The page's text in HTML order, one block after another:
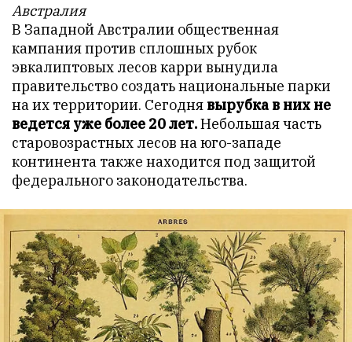
Австралия
В Западной Австралии общественная
кампания против сплошных рубок
эвкалиптовых лесов карри вынудила
правительство создать национальные парки
на их территории. Сегодня вырубка в них не
ведется уже более 20 лет.Небольшая часть
старовозрастных лесов на юго-западе
континента также находится под защитой
федерального законодательства.